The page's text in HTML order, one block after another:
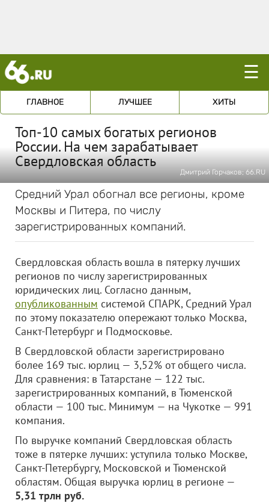
☰
ГЛАВНОЕ ЛУЧШЕЕ ХИТЫ
Топ-10 самых богатых регионов
России. На чем зарабатывает
Свердловская область
Дмитрий Горчаков; 66.RU
Средний Урал обогнал все регионы, кроме
Москвы и Питера, по числу
зарегистрированных компаний.
Свердловская область вошла в пятерку лучших
регионов по числу зарегистрированных
юридических лиц. Согласно данным,
опубликованным системой СПАРК, Средний Урал
по этому показателю опережают только Москва,
Санкт-Петербург и Подмосковье.
В Свердловской области зарегистрировано
более 169 тыс. юрлиц — 3,52% от общего числа.
Для сравнения: в Татарстане — 122 тыс.
зарегистрированных компаний, в Тюменской
области — 100 тыс. Минимум — на Чукотке — 991
компания.
По выручке компаний Свердловская область
тоже в пятерке лучших: уступила только Москве,
Санкт-Петербургу, Московской и Тюменской
областям. Общая выручка юрлиц в регионе —
5,31 трлн руб.